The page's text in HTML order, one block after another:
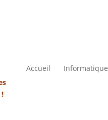
Accueil Informatique